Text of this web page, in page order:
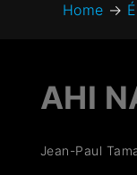
Home →
AHI
Jean-Paul